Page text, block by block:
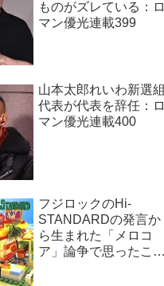
ものがズレている：ロ
マン優光連載399
山本太郎れいわ新選組
代表が代表を辞任：ロ
マン優光連載400
フジロックのHi-
STANDARDの発言か
ら生まれた「メロコ
ア」論争で思ったこ